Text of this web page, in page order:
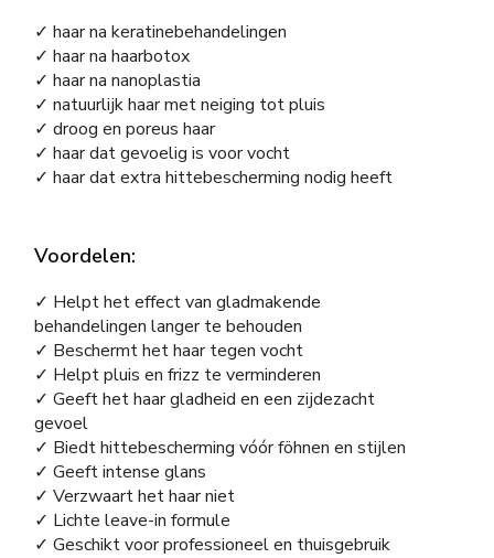
✓ haar na keratinebehandelingen
✓ haar na haarbotox
✓ haar na nanoplastia
✓ natuurlijk haar met neiging tot pluis
✓ droog en poreus haar
✓ haar dat gevoelig is voor vocht
✓ haar dat extra hittebescherming nodig heeft
Voordelen:
✓ Helpt het effect van gladmakende
behandelingen langer te behouden
✓ Beschermt het haar tegen vocht
✓ Helpt pluis en frizz te verminderen
✓ Geeft het haar gladheid en een zijdezacht
gevoel
✓ Biedt hittebescherming vóór föhnen en stijlen
✓ Geeft intense glans
✓ Verzwaart het haar niet
✓ Lichte leave-in formule
✓ Geschikt voor professioneel en thuisgebruik